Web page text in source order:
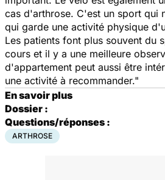
cas d'arthrose. C'est un sport qui
qui garde une activité physique
Les patients font plus souvent du
cours et il y a une meilleure
d'appartement peut aussi être
une activité à recommander."
En savoir plus
Dossier :
Questions/réponses :
ARTHROSE